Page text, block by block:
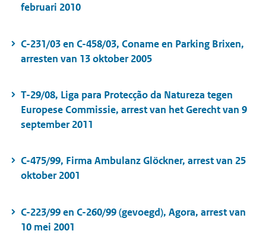
februari 2010
C-231/03 en C-458/03, Coname en Parking Brixen,
arresten van 13 oktober 2005
T-29/08, Liga para Protecção da Natureza tegen
Europese Commissie, arrest van het Gerecht van 9
september 2011
C-475/99, Firma Ambulanz Glöckner, arrest van 25
oktober 2001
C-223/99 en C-260/99 (gevoegd), Agora, arrest van
10 mei 2001